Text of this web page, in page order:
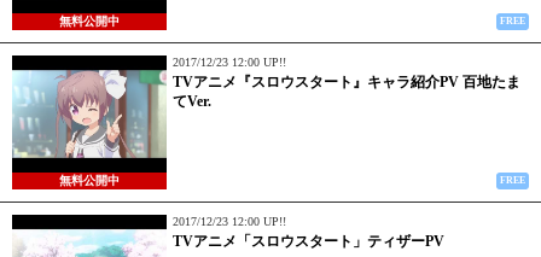
無料公開中 FREE
無料公開中
2017/12/23 12:00 UP!!
TVアニメ『スロウスタート』キャラ紹介PV 百地たま
てVer.
FREE
2017/12/23 12:00 UP!!
TVアニメ「スロウスタート」ティザーPV